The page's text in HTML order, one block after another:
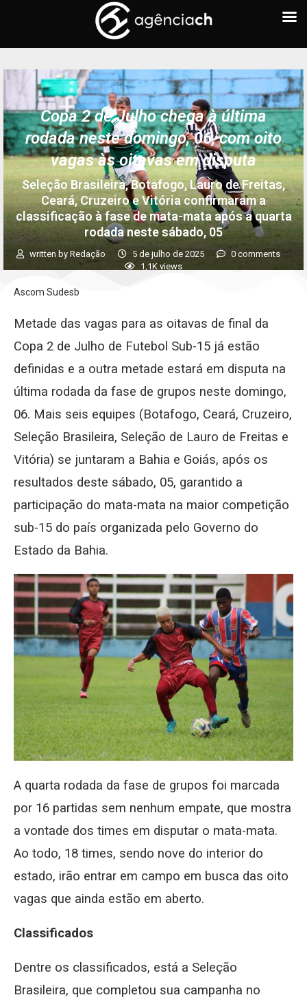
Copa 2 de Julho chega à última
rodada neste domingo, 06, com oito
vagas às oitavas em disputa
Seleção Brasileira, Botafogo, Lauro de Freitas,
Ceará, Cruzeiro e Vitória confirmaram a
classificação à fase de mata-mata após a quarta
rodada neste sábado, 05
written by Redação 5 de julho de 2025
0 comments
1,1K views
Ascom Sudesb
Metade das vagas para as oitavas de final da
Copa 2 de Julho de Futebol Sub-15 já estão
definidas e a outra metade estará em disputa na
última rodada da fase de grupos neste domingo,
06. Mais seis equipes (Botafogo, Ceará, Cruzeiro,
Seleção Brasileira, Seleção de Lauro de Freitas e
Vitória) se juntaram a Bahia e Goiás, após os
resultados deste sábado, 05, garantido a
participação do mata-mata na maior competição
sub-15 do país organizada pelo Governo do
Estado da Bahia.
A quarta rodada da fase de grupos foi marcada
por 16 partidas sem nenhum empate, que mostra
a vontade dos times em disputar o mata-mata.
Ao todo, 18 times, sendo nove do interior do
estado, irão entrar em campo em busca das oito
vagas que ainda estão em aberto.
Classificados
Dentre os classificados, está a Seleção
Brasileira, que completou sua campanha no